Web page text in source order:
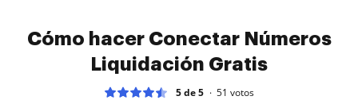
Cómo hacer Conectar Números
Liquidación Gratis
5 de 5 51 votos